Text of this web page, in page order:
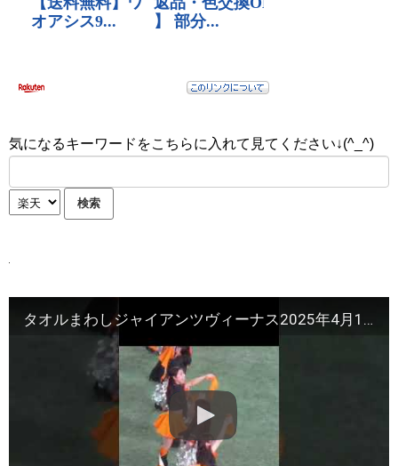
気になるキーワードをこちらに入れて見てください↓(^_^)
タオルまわしジャイアンツヴィーナス2025年4月15日 東京ドーム